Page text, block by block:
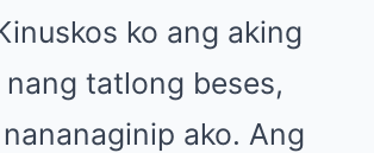
ko ang aking
tatlong beses,
nananaginip ako. Ang